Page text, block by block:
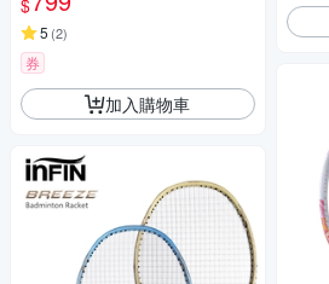
5 (2)
券
加入購物車